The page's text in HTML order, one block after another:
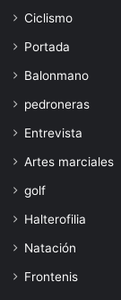
Ciclismo
Portada
Balonmano
pedroneras
Entrevista
Artes marciales
golf
Halterofilia
Natación
Frontenis